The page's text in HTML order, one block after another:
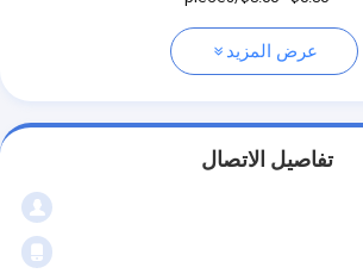
عرض المزيد
تفاصيل الاتصال